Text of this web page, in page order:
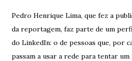
Pedro Henrique Lima, que fez a
da reportagem, faz parte de um
do LinkedIn: o de pessoas que, por
passam a usar a rede para tentar